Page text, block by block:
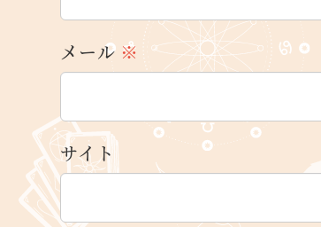
メール ※
サイト